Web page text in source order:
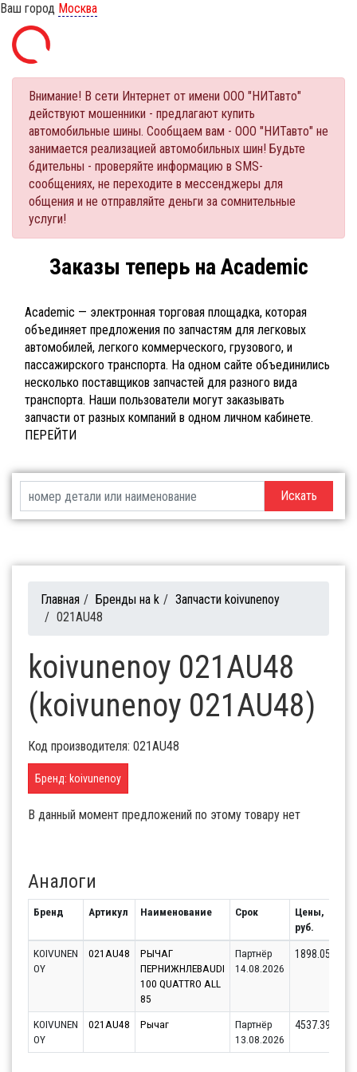
Ваш город Москва
Внимание! В сети Интернет от имени ООО "НИТавто"
действуют мошенники - предлагают купить
автомобильные шины. Сообщаем вам - ООО "НИТавто" не
занимается реализацией автомобильных шин! Будьте
бдительны - проверяйте информацию в SMS-
сообщениях, не переходите в мессенджеры для
общения и не отправляйте деньги за сомнительные
услуги!
Заказы теперь на Academic
Academic — электронная торговая площадка, которая
объединяет предложения по запчастям для легковых
автомобилей, легкого коммерческого, грузового, и
пассажирского транспорта. На одном сайте объединились
несколько поставщиков запчастей для разного вида
транспорта. Наши пользователи могут заказывать
запчасти от разных компаний в одном личном кабинете.
ПЕРЕЙТИ
Искать
Главная / Бренды на k / Запчасти koivunenoy
/ 021AU48
koivunenoy 021AU48
(koivunenoy 021AU48)
Код производителя: 021AU48
Бренд: koivunenoy
В данный момент предложений по этому товару нет
Аналоги
Бренд Артикул Наименование Срок
Цены,
руб.
KOIVUNEN
OY
021AU48
РЫЧАГ
ПЕРНИЖНЛЕВAUDI
100 QUATTRO ALL
85
Партнёр
14.08.2026
1898.05
KOIVUNEN
OY
021AU48 Рычаг
Партнёр
13.08.2026
4537.39